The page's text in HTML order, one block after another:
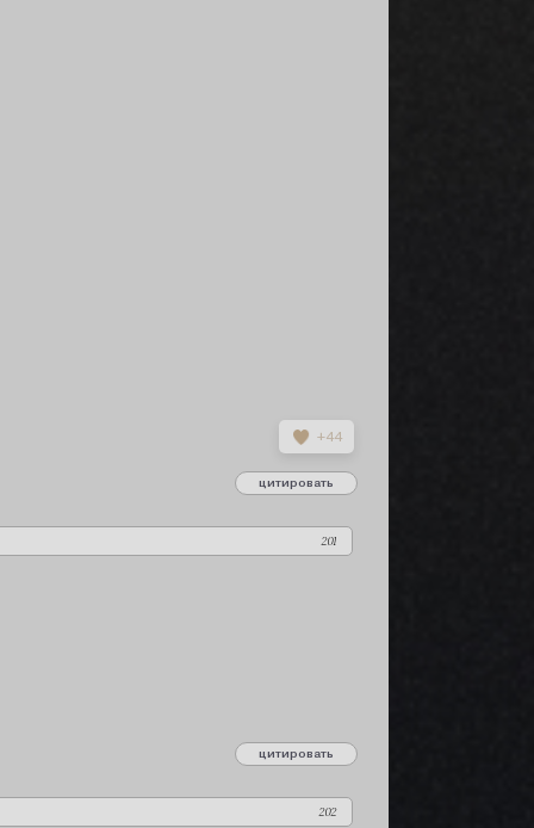
+44
цитироватьсообщение 1
201
цитироватьсообщение 201
202